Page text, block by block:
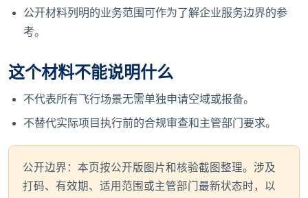
公开材料列明的业务范围可作为了解企业服务边界的参
考。
这个材料不能说明什么
不代表所有飞行场景无需单独申请空域或报备。
不替代实际项目执行前的合规审查和主管部门要求。
公开边界：本页按公开版图片和核验截图整理。涉及
打码、有效期、适用范围或主管部门最新状态时，以